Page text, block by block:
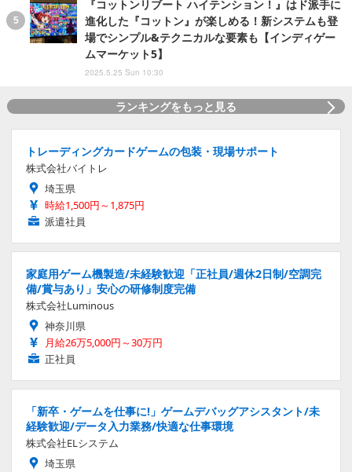
『コットンリブート ハイテンション！』はド派手に
進化した『コットン』が楽しめる！新システムも登
場でシンプル&テクニカルな要素も【インディゲー
ムマーケット5】
2025.5.25 Sun 10:30
ランキングをもっと見る
トレーディングカードゲームの包装・現場サポート
株式会社バイトレ
埼玉県
時給1,500円～1,875円
派遣社員
家庭用ゲーム機製造/未経験歓迎「正社員/週休2日制/空調完
備/賞与あり」安心の研修制度完備
株式会社Luminous
神奈川県
月給26万5,000円～30万円
正社員
「新卒・ゲームを仕事に!」ゲームデバッグアシスタント/未
経験歓迎/データ入力業務/快適な仕事環境
株式会社ELシステム
埼玉県